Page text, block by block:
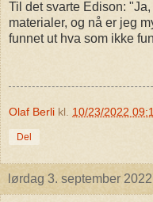
Til det svarte Edison: "Ja,
materialer, og nå er jeg
funnet ut hva som ikke
Olaf Berli kl. 10/23/2022
Del
lørdag 3. september 2022